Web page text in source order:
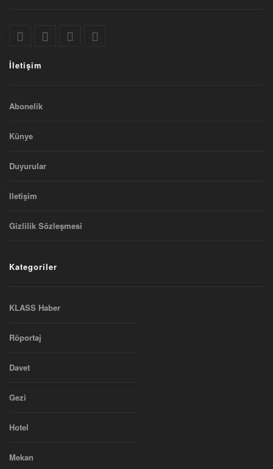
İletişim
Abonelik
Künye
Duyurular
Iletişim
Gizlilik Sözleşmesi
Kategoriler
KLASS Haber
Röportaj
Davet
Gezi
Hotel
Mekan